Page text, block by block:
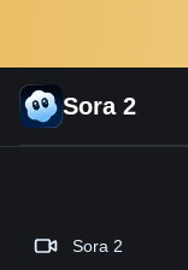
Sora 2
Sora 2